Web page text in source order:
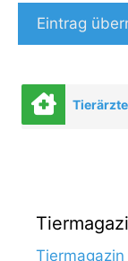
Eintrag
Tierärzte
Tiermagazin